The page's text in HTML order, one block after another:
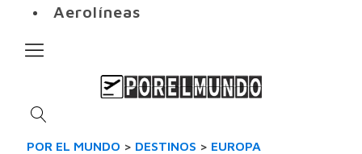
Aerolíneas
POR EL MUNDO > DESTINOS > EUROPA